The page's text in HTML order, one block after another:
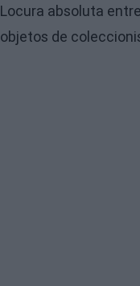
Locura absoluta
objetos de